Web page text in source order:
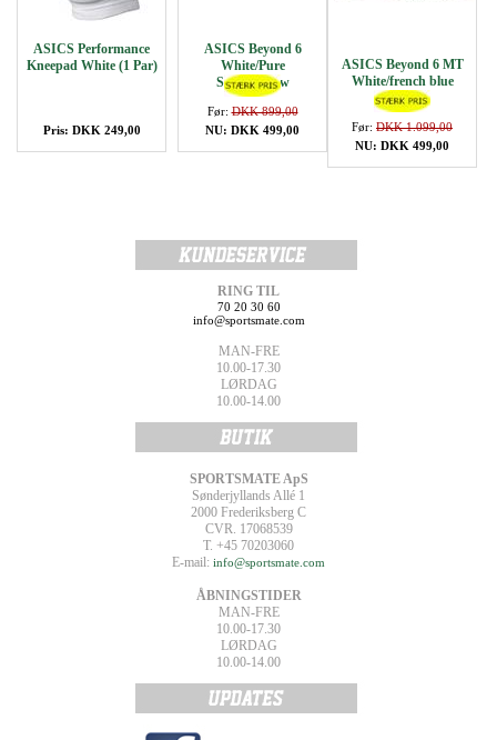
ASICS Performance
Kneepad White (1 Par)
Pris: DKK 249,00
ASICS Beyond 6
White/Pure
Silver/Yellow
Før:DKK 899,00
NU: DKK 499,00
ASICS Beyond 6 MT
White/french blue
Før: DKK 1.099,00
NU: DKK 499,00
RING TIL
70 20 30 60
info@sportsmate.com
MAN-FRE
10.00-17.30
LØRDAG
10.00-14.00
SPORTSMATE ApS
Sønderjyllands Allé 1
2000 Frederiksberg C
CVR. 17068539
T. +45 70203060
E-mail: info@sportsmate.com
ÅBNINGSTIDER
MAN-FRE
10.00-17.30
LØRDAG
10.00-14.00